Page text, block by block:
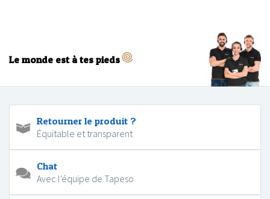
Le monde est à tes pieds
Retourner le produit ?
Équitable et transparent
Chat
Avec l'équipe de Tapeso